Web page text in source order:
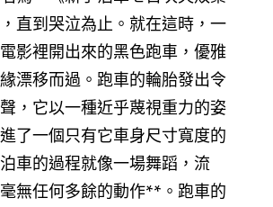
直到哭泣為止。就在這時，一
影裡開出來的黑色跑車，優雅
漂移而過。跑車的輪胎發出令
，它以一種近乎蔑視重力的姿
了一個只有它車身尺寸寬度的
車的過程就像一場舞蹈，流
無任何多餘的動作**。跑車的